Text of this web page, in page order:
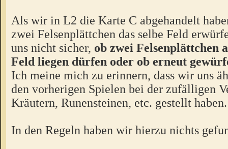
Als wir in L2 die Karte C abgehandelt
zwei Felsenplättchen das selbe Feld
uns nicht sicher, ob zwei Felsenplättchen
Feld liegen dürfen oder ob erneut
Ich meine mich zu erinnern, dass wir uns
den vorherigen Spielen bei der zufälligen
Kräutern, Runensteinen, etc. gestellt haben.
In den Regeln haben wir hierzu nichts